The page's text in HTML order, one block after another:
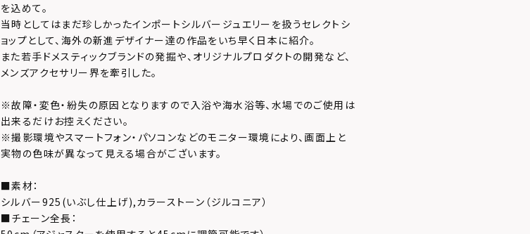
を込めて。
当時としてはまだ珍しかったインポートシルバージュエリーを扱うセレクトシ
ョップとして、海外の新進デザイナー達の作品をいち早く日本に紹介。
また若手ドメスティックブランドの発掘や、オリジナルプロダクトの開発など、
メンズアクセサリー界を牽引した。
※故障・変色・紛失の原因となりますので入浴や海水浴等、水場でのご使用は
出来るだけお控えください。
※撮影環境やスマートフォン・パソコンなどのモニター環境により、画面上と
実物の色味が異なって見える場合がございます。
■素材：
シルバー925(いぶし仕上げ),カラーストーン（ジルコニア）
■チェーン全長：